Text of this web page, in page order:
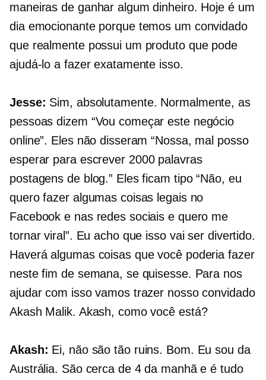
maneiras de ganhar algum dinheiro. Hoje é um
dia emocionante porque temos um convidado
que realmente possui um produto que pode
ajudá-lo a fazer exatamente isso.
Jesse: Sim, absolutamente. Normalmente, as
pessoas dizem “Vou começar este negócio
online”. Eles não disseram “Nossa, mal posso
esperar para escrever 2000 palavras
postagens de blog.” Eles ficam tipo “Não, eu
quero fazer algumas coisas legais no
Facebook e nas redes sociais e quero me
tornar viral”. Eu acho que isso vai ser divertido.
Haverá algumas coisas que você poderia fazer
neste fim de semana, se quisesse. Para nos
ajudar com isso vamos trazer nosso convidado
Akash Malik. Akash, como você está?
Akash: Ei, não são tão ruins. Bom. Eu sou da
Austrália. São cerca de 4 da manhã e é tudo